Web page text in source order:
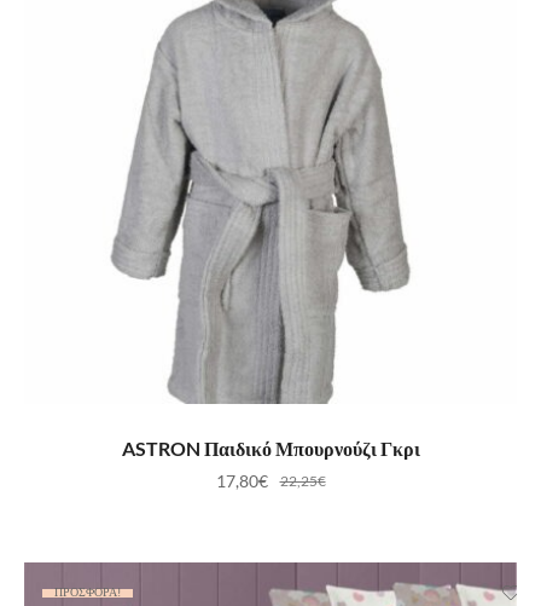
ΕΠΙΛΟΓΉ
ASTRON Παιδικό Μπουρνούζι Γκρι
22,25€
17,80€
ΠΡΟΣΦΟΡΆ!